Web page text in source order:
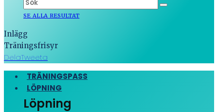
SE ALLA RESULTAT
Inlägg
Träningsfrisyr
DelaTweeta
TRÄNINGSPASS
LÖPNING
Löpning